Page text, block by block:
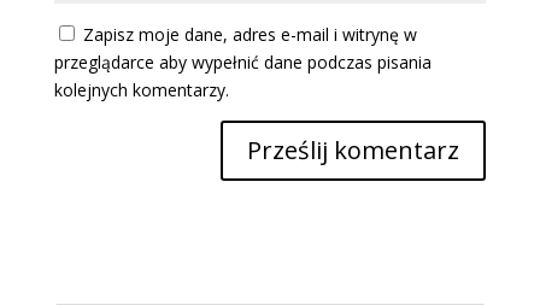
Zapisz moje dane, adres e-mail i witrynę w
przeglądarce aby wypełnić dane podczas pisania
kolejnych komentarzy.